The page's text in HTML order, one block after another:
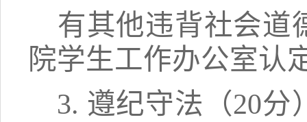
有其他违背社会道
院学生工作办公室认
3. 遵纪守法（20分